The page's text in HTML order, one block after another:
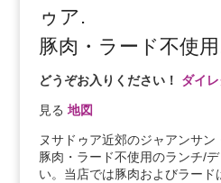
ゥア.
豚肉・ラード不使
どうぞお入りください！ ダイ
見る 地図
ヌサドゥア近郊のジャアンサン
豚肉・ラード不使用のランチ/
い。当店では豚肉およびラー